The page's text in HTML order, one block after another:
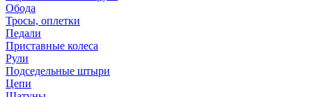
Обода
Тросы, оплетки
Педали
Приставные колеса
Рули
Подседельные штыри
Цепи